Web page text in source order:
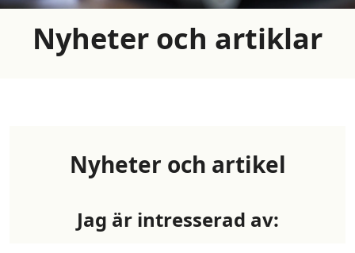
Nyheter och artiklar
Nyheter och artikel
Jag är intresserad av: